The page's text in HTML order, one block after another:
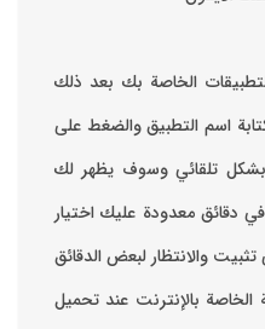
الخاصة بك ‏بعد ذلك
اسم التطبيق والضغط على
تلقائي وسوف يظهر لك
في دقائق معدودة ‏عليك اختيار
والانتظار لبعض الدقائق
بالإنترنت ‏عند تحميل